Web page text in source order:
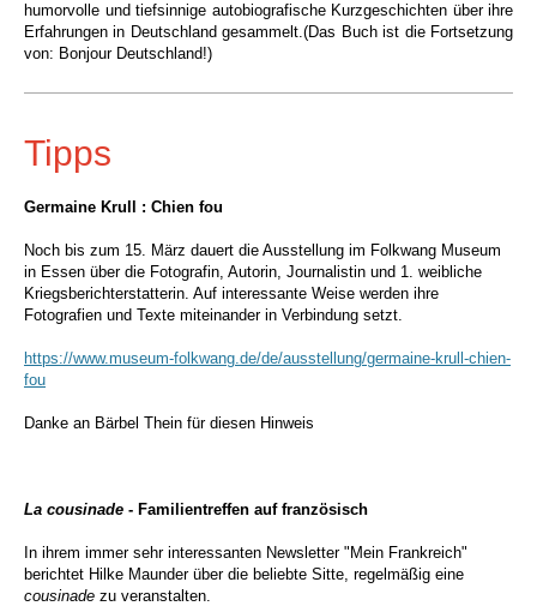
humorvolle und tiefsinnige autobiografische Kurzgeschichten über ihre
Erfahrungen in Deutschland gesammelt.(Das Buch ist die Fortsetzung
von: Bonjour Deutschland!)
Tipps
Germaine Krull : Chien fou
Noch bis zum 15. März dauert die Ausstellung im Folkwang Museum
in Essen über die Fotografin, Autorin, Journalistin und 1. weibliche
Kriegsberichterstatterin. Auf interessante Weise werden ihre
Fotografien und Texte miteinander in Verbindung setzt.
https://www.museum-folkwang.de/de/ausstellung/germaine-krull-chien-
fou
Danke an Bärbel Thein für diesen Hinweis
La cousinade - Familientreffen auf französisch
In ihrem immer sehr interessanten Newsletter "Mein Frankreich"
berichtet Hilke Maunder über die beliebte Sitte, regelmäßig eine
cousinade zu veranstalten.